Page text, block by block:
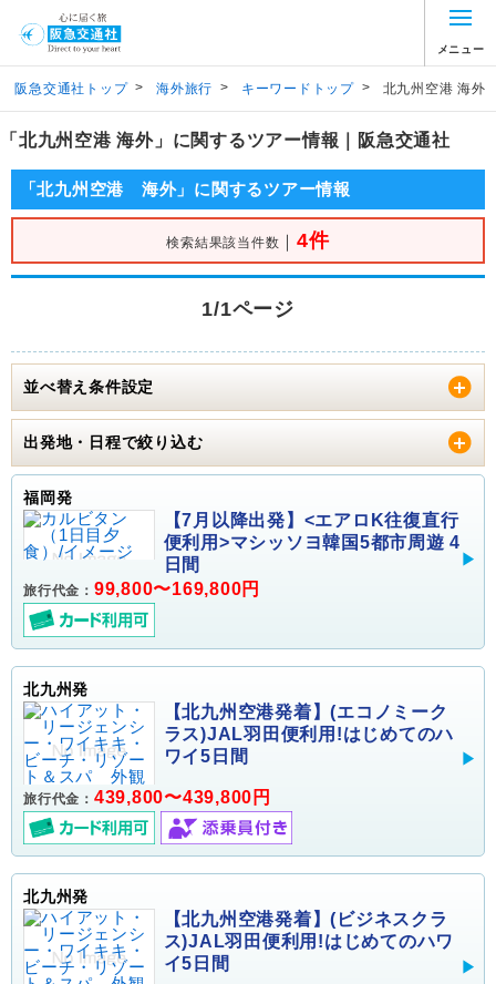
メニュー
阪急交通社トップ > 海外旅行 > キーワードトップ > 北九州空港 海外
「北九州空港 海外」に関するツアー情報｜阪急交通社
「北九州空港 海外」に関するツアー情報
検索結果該当件数 ｜4件
1/1ページ
並べ替え条件設定
出発地・日程で絞り込む
福岡発
【7月以降出発】<エアロK往復直行
便利用>マシッソヨ韓国5都市周遊 4
日間
旅行代金： 99,800〜169,800円
北九州発
【北九州空港発着】(エコノミーク
ラス)JAL羽田便利用!はじめてのハ
ワイ5日間
旅行代金： 439,800〜439,800円
北九州発
【北九州空港発着】(ビジネスクラ
ス)JAL羽田便利用!はじめてのハワ
イ5日間